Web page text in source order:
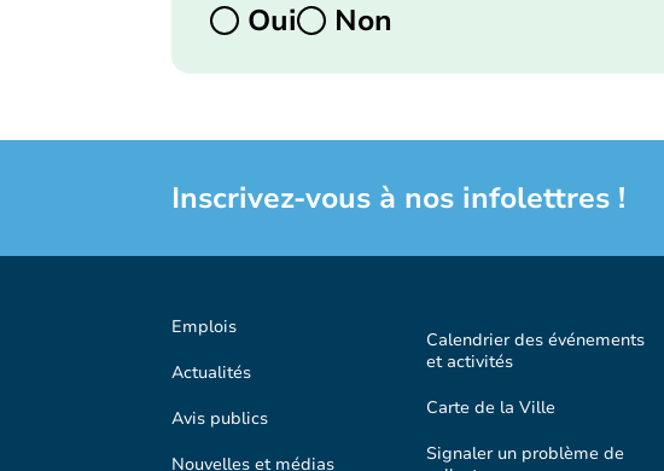
Oui
Non
Inscrivez-vous à nos infolettres !
Emplois
Actualités
Avis publics
Nouvelles et médias
Calendrier des événements
et activités
Carte de la Ville
Signaler un problème de